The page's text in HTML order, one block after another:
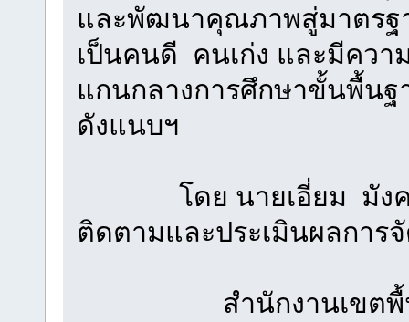
และพัฒนาคุณภาพสู่มาตรฐ
เป็นคนดี คนเก่ง และมีคว
แกนกลางการศึกษาขั้นพื้น
ดังแนบฯ
โดย นายเอี่ยม มังคล
ติดตามและประเมินผลการ
สำนักงานเขตพื้นที่กา